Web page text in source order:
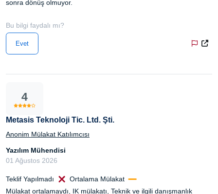
sonra dönüş olmuyor.
Bu bilgi faydalı mı?
Evet
4
Metasis Teknoloji Tic. Ltd. Şti.
Anonim Mülakat Katılımcısı
Yazılım Mühendisi
01 Ağustos 2026
Teklif Yapılmadı
Ortalama Mülakat
Mülakat ortalamaydı, IK mülakatı, Teknik ve ilgili danışmanlık